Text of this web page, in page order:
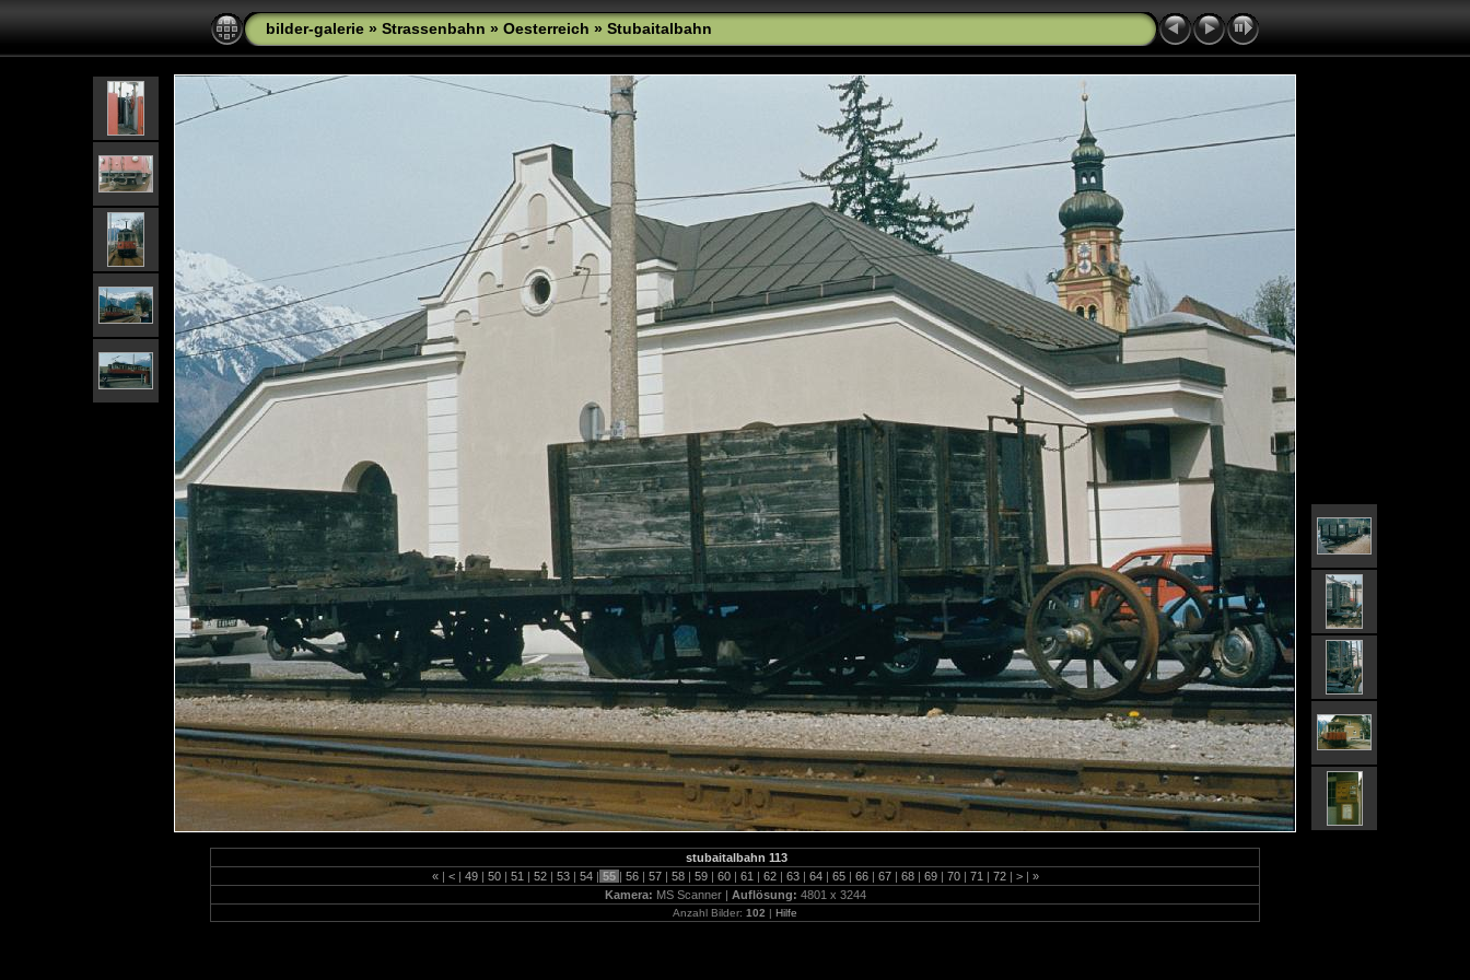
bilder-galerie » Strassenbahn » Oesterreich » Stubaitalbahn
stubaitalbahn 113
« | < | 49 | 50 | 51 | 52 | 53 | 54 | 55 | 56 | 57 | 58 | 59 | 60 | 61 | 62 | 63 | 64 | 65 | 66 | 67 | 68 | 69 | 70 | 71 | 72 | > | »
Kamera: MS Scanner | Auflösung: 4801 x 3244
Anzahl Bilder: 102 | Hilfe